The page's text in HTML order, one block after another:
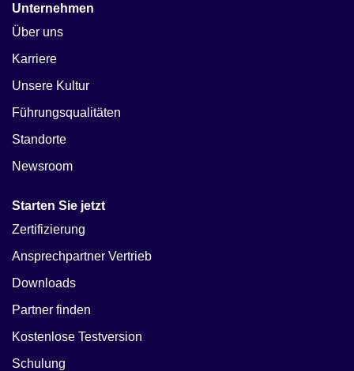
Unternehmen
Über uns
Karriere
Unsere Kultur
Führungsqualitäten
Standorte
Newsroom
Starten Sie jetzt
Zertifizierung
Ansprechpartner Vertrieb
Downloads
Partner finden
Kostenlose Testversion
Schulung